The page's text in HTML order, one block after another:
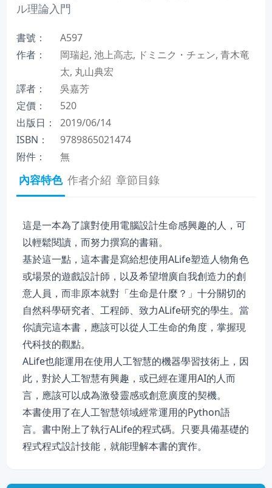
ル理論入門
書號：
A597
作者：
岡瑞起, 池上高志, ドミニク・チェン, 青木竜
太, 丸山典宏
譯者：
吳嘉芳
定價：
520
出版日：
2019/06/14
ISBN：
9789865021474
附件：
無
內容特色 作者介紹 章節目錄
這是一本為了讓對使用電腦設計生命感興趣的人，可
以輕鬆閱讀，而努力撰寫的書籍。
基於這一點，這本書是寫給想使用ALife塑造人物角色
或場景的遊戲設計師，以及希望增廣自我創造力的創
意人員，而非原本就對「生命是什麼？」十分關切的
自然科學研究者、工程師、致力ALife研究的學生。當
你讀完這本書，應該可以從人工生命的角度，掌握現
代科技的觀點。
ALife也能運用在使用人工智慧的機器學習技術上，因
此，對於人工智慧有興趣，或已經在運用AI的人而
言，應該可以成為激發靈感或創意廣度的契機。
本書使用了在人工智慧領域經常運用的Python語
言。書中附上了執行ALife的程式碼。只要具備基礎的
程式程式設計技能，就能理解本書的實作。